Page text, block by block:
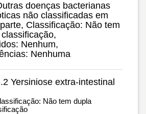
doenças bacterianas
não classificadas em
Classificação: Não tem
Nenhum,
Nenhuma
Yersiniose extra-intestinal
Não tem dupla